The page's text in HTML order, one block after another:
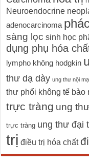
Neuroendocrine
adenocarcinoma
sàng lọc sinh học
dụng phụ hóa
lympho không hodgkin
thư dạ dày ung thư nội
thư phổi không tế bào
trực tràng ung
trực tràng ung thư đại
trị điều trị hóa chất